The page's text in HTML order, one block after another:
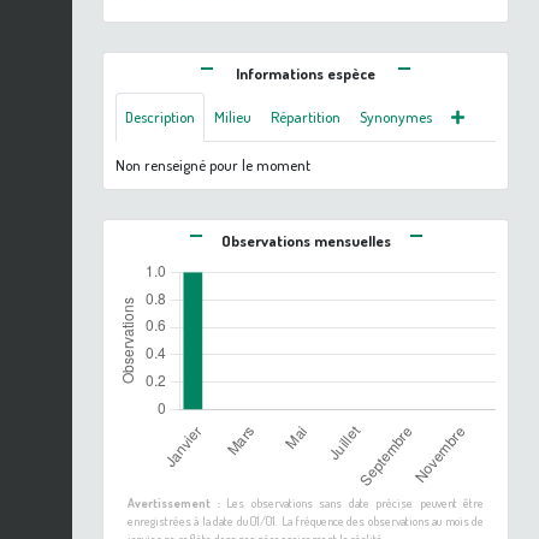
Informations espèce
Description Milieu Répartition Synonymes
Non renseigné pour le moment
Observations mensuelles
Avertissement :Les observations sans date précise peuvent être
enregistrées à la date du 01/01. La fréquence des observations au mois de